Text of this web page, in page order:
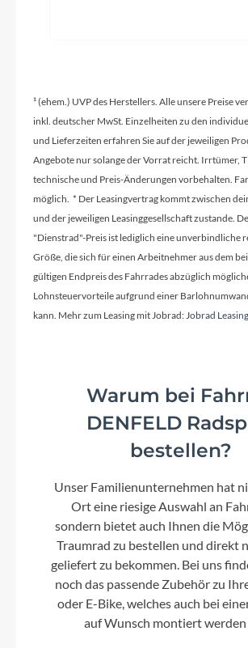
Lenker
Ground Fiftyone Dia. 31.8 mm 700
mm (S) 740 mm (M-L) 760 mm
Farbe
carbon/dark grey - glossy
Dämpfer
mm (XS-S) 120 mm (M-XL)
Shimano Deore CN-M6100
Gewicht
Laufradgröße
29"
Schalthebel
Shimano Deore SL-M6100
¹ (ehem.) UVP des Herstellers. Alle unsere Preise
inkl. deutscher MwSt. Einzelheiten zu den
und Lieferzeiten erfahren Sie auf der jeweiligen
Angebote nur solange der Vorrat reicht. Irrtümer,
technische und Preis-Änderungen vorbehalten.
möglich. * Der Leasingvertrag kommt zwischen
und der jeweiligen Leasinggesellschaft zustande.
"Dienstrad"-Preis ist lediglich eine unverbindliche
Größe, die sich für einen Arbeitnehmer aus dem
gültigen Endpreis des Fahrrades abzüglich
Lohnsteuervorteile aufgrund einer
kann. Mehr zum Leasing mit Jobrad:Jobrad Leasing
Warum bei
DENFELD
bestellen?
Unser Familienunternehmen hat
Ort eine riesige Auswahl an
sondern bietet auch Ihnen die
Traumrad zu bestellen und direkt
geliefert zu bekommen. Bei uns
noch das passende Zubehör zu
oder E-Bike, welches auch bei
auf Wunsch montiert werden